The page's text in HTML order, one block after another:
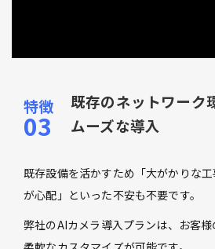
既存のネットワーク
ムーズな導入
既存設備を活かすため「大がかりな
が心配」といった不安も不要です。
弊社のAIカメラ導入プランは、お客